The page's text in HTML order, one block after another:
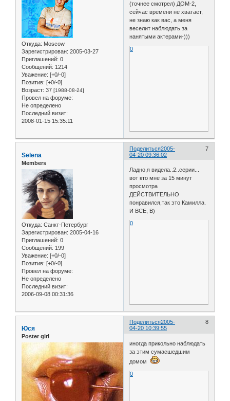
Откуда: Moscow
Зарегистрирован: 2005-03-27
Приглашений: 0
Сообщений: 1214
Уважение: [+0/-0]
Позитив: [+0/-0]
Возраст: 37 [1988-08-24]
Провел на форуме:
Не определено
Последний визит:
2008-01-15 15:35:11
(точнее смотрел) ДОМ-2,
сейчас времени не хватает,
не знаю как вас, а меня
веселит наблюдать за
нанятыми актерами-)))
0
Поделиться 7
2005-
04-20 09:36:02
Selena
Members
Откуда: Санкт-Петербург
Зарегистрирован: 2005-04-16
Приглашений: 0
Сообщений: 199
Уважение: [+0/-0]
Позитив: [+0/-0]
Провел на форуме:
Не определено
Последний визит:
2006-09-08 00:31:36
Ладно,я видела..2..серии...
вот кто мне за 15 минут
просмотра
ДЕЙСТВИТЕЛЬНО
понравился,так это Камилла.
И ВСЕ, B)
0
Поделиться 8
2005-
04-20 10:39:55
Юся
Poster girl
иногда прикольно наблюдать
за этим сумасшедшим
домом
0